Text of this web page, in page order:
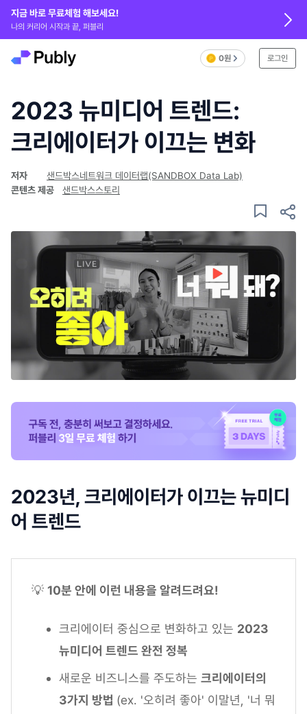
지금 바로 무료체험 해보세요!
나의 커리어 시작과 끝, 퍼블리
0원 로그인
2023 뉴미디어 트렌드:
크리에이터가 이끄는 변화
저자
샌드박스네트워크 데이터랩(SANDBOX Data Lab)
콘텐츠 제공
샌드박스스토리
2023년, 크리에이터가 이끄는 뉴미디
어 트렌드
💡 10분 안에 이런 내용을 알려드려요!
크리에이터 중심으로 변화하고 있는 2023
뉴미디어 트렌드 완전 정복
새로운 비즈니스를 주도하는 크리에이터의
3가지 방법 (ex. '오히려 좋아' 이말년, '너 뭐